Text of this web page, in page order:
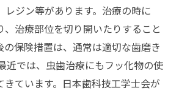
レジン等があります。治療の時に
、治療部位を切り開いたりすること
の保険措置は、通常は適切な歯磨き
近では、虫歯治療にもフッ化物の使
きています。日本歯科技工学士会が